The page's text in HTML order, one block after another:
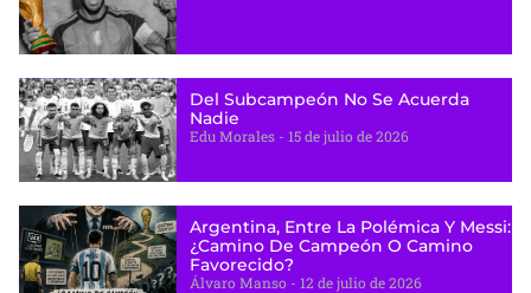
Del Subcampeón No Se Acuerda
Nadie
Edu Morales 15 de julio de 2026
Argentina, Entre La Polémica Y Messi:
¿camino De Campeón O Camino
Favorecido?
Álvaro Manso 12 de julio de 2026